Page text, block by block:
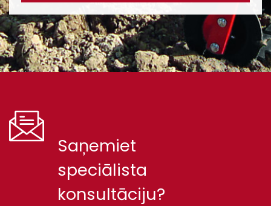
Saņemiet
speciālista
konsultāciju?